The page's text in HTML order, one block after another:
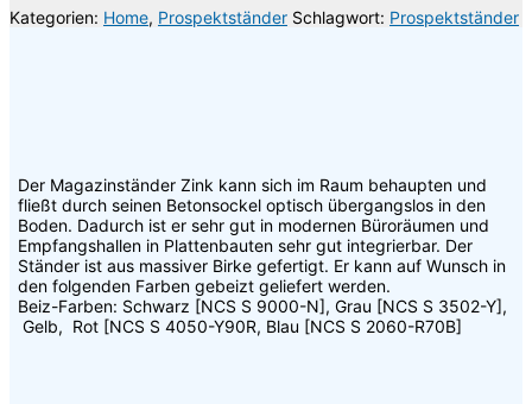
Kategorien: Home, Prospektständer Schlagwort: Prospektständer
Der Magazinständer Zink kann sich im Raum behaupten und
fließt durch seinen Betonsockel optisch übergangslos in den
Boden. Dadurch ist er sehr gut in modernen Büroräumen und
Empfangshallen in Plattenbauten sehr gut integrierbar. Der
Ständer ist aus massiver Birke gefertigt. Er kann auf Wunsch in
den folgenden Farben gebeizt geliefert werden.
Beiz-Farben: Schwarz [NCS S 9000-N], Grau [NCS S 3502-Y],
Gelb, Rot [NCS S 4050-Y90R, Blau [NCS S 2060-R70B]